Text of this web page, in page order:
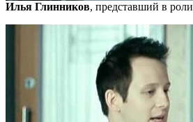
Илья Глинников, представший в роли